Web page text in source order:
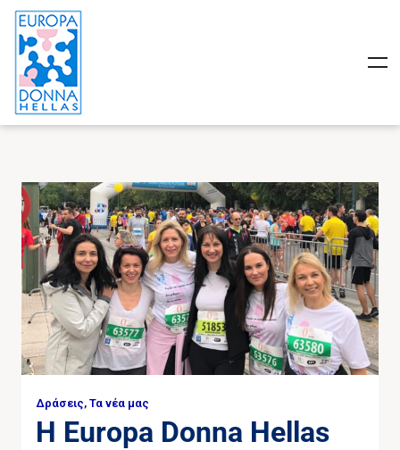
Δράσεις, Τα νέα μας
Η Europa Donna Hellas